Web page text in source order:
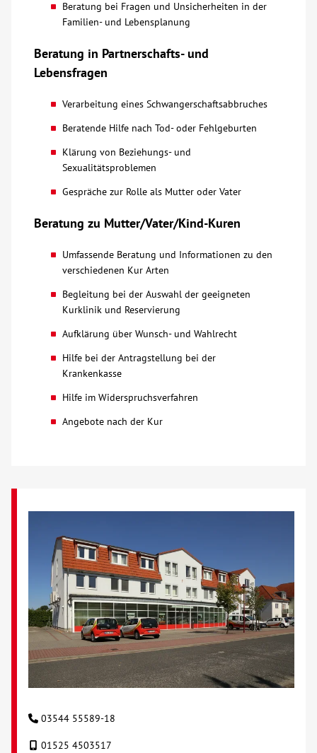
Beratung bei Fragen und Unsicherheiten in der
Familien- und Lebensplanung
Beratung in Partnerschafts- und
Lebensfragen
Verarbeitung eines Schwangerschaftsabbruches
Beratende Hilfe nach Tod- oder Fehlgeburten
Klärung von Beziehungs- und
Sexualitätsproblemen
Gespräche zur Rolle als Mutter oder Vater
Beratung zu Mutter/Vater/Kind-Kuren
Umfassende Beratung und Informationen zu den
verschiedenen Kur Arten
Begleitung bei der Auswahl der geeigneten
Kurklinik und Reservierung
Aufklärung über Wunsch- und Wahlrecht
Hilfe bei der Antragstellung bei der
Krankenkasse
Hilfe im Widerspruchsverfahren
Angebote nach der Kur
03544 55589-18
01525 4503517